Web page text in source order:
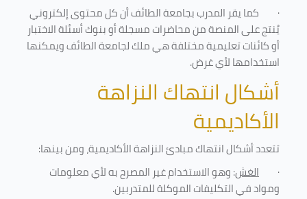
· كما يقر المدرب بجامعة الطائف أن كل محتوى إلكتروني
يُنتج على المنصة من محاضرات مسجلة أو بنوك أسئلة الاختبار
أو كائنات تعليمية مختلفة هي ملك لجامعة الطائف ويمكنها
استخدامها لأي غرض.
أشكال انتهاك النزاهة
الأكاديمية
تتعدد أشكال انتهاك مبادئ النزاهة الأكاديمية، ومن بينها:
· الغش: وهو الاستخدام غير المصرح به لأي معلومات
ومواد في التكليفاتالموكلة للمتدربين.